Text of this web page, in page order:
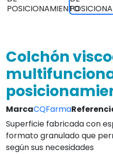
Colchón
MarcaCQFarma
Superficie fabricada con
formato granulado que
según sus necesidades